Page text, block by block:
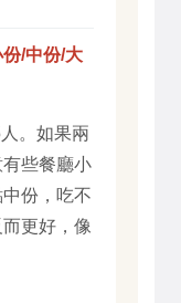
/中份/大
。如果兩
些餐廳小
份，吃不
更好，像